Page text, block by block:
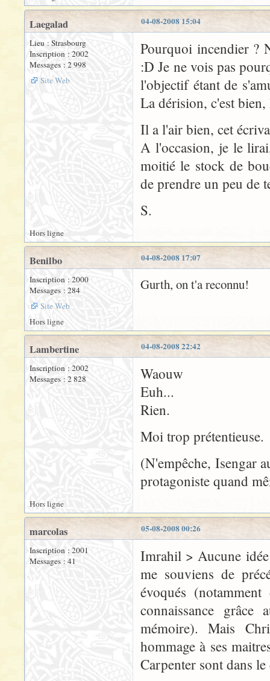
04-08-2008 15:04
Laegalad
Lieu : Strasbourg
Inscription : 2002
Messages : 2 998
Site Web
Pourquoi incendier ?
:D Je ne vois pas
l'objectif étant de
La dérision, c'est
Il a l'air bien, cet
A l'occasion, je le
moitié le stock de
de prendre un peu de
S.
Hors ligne
04-08-2008 17:07
Benilbo
Inscription : 2000
Messages : 284
Site Web
Gurth, on t'a reconnu!
Hors ligne
04-08-2008 22:42
Lambertine
Inscription : 2002
Messages : 2 828
Waouw
Euh...
Rien.
Moi trop prétentieuse.
(N'empêche, Isengar
protagoniste quand
Hors ligne
05-08-2008 00:26
marcolas
Inscription : 2001
Messages : 41
Imrahil > Aucune
me souviens de
évoqués
connaissance
mémoire). Mais
hommage à ses
Carpenter sont dans